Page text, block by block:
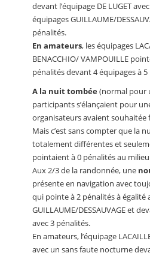
devant l’équipage DE LUGET
équipages GUILLAUME/
pénalités.
En amateurs, les équipages
BENACCHIO/ VAMPOUILLE
pénalités devant 4 équipages à
A la nuit tombée(normal pour
participants s’élançaient pour
organisateurs avaient souhaitée
Mais c’est sans compter que la
totalement différentes et
pointaient à 0 pénalités au
Aux 2/3 de la randonnée, une
présente en navigation avec
qui pointe à 2 pénalités à égalité
GUILLAUME/DESSAUVAGE et
avec 3 pénalités.
En amateurs, l’équipage
avec un sans faute nocturne